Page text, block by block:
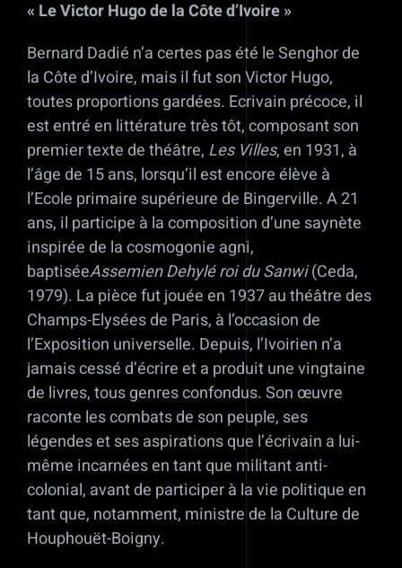
« Le Victor Hugo de la Côte d’Ivoire »
Bernard Dadié n’a certes pas été le Senghor de
la Côte d’Ivoire, mais il fut son Victor Hugo,
toutes proportions gardées. Ecrivain précoce, il
est entré en littérature très tôt, composant son
premier texte de théâtre, Les Villes, en 1931, à
l’âge de 15 ans, lorsqu’il est encore élève à
l’Ecole primaire supérieure de Bingerville. A 21
ans, il participe à la composition d’une saynète
inspirée de la cosmogonie agni,
baptiséeAssemien Dehylé roi du Sanwi(Ceda,
1979). La pièce fut jouée en 1937 au théâtre des
Champs-Elysées de Paris, à l’occasion de
l’Exposition universelle. Depuis, l’Ivoirien n’a
jamais cessé d’écrire et a produit une vingtaine
de livres, tous genres confondus. Son œuvre
raconte les combats de son peuple, ses
légendes et ses aspirations que l’écrivain a lui-
même incarnées en tant que militant anti-
colonial, avant de participer à la vie politique en
tant que, notamment, ministre de la Culture de
Houphouët-Boigny.